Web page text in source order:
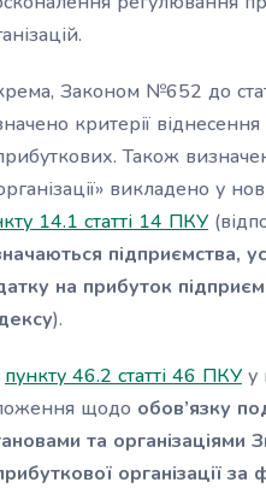
Законом №652 до
критерії
Також
викладено у
14.1 статті 14 ПКУ
підприємства,
на прибуток
).
пункту 46.2 статті 46 ПКУ у
щодо обов’язку
та організаціями
організаціїза